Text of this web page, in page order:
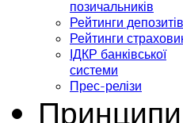
позичальників
Рейтинги депозитів
Рейтинги
ІДКР банківської
системи
Прес-релізи